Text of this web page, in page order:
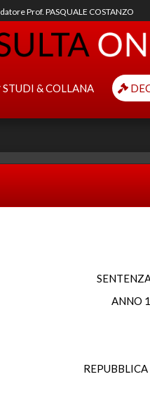
Prof. PASQUALE COSTANZO
STUDI & COLLANA
ANNO